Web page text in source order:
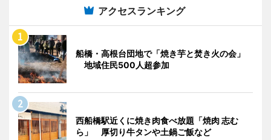
アクセスランキング
船橋・高根台団地で「焼き芋と焚き火の会」
地域住民500人超参加
西船橋駅近くに焼き肉食べ放題「焼肉 志む
ら」 厚切り牛タンや土鍋ご飯など